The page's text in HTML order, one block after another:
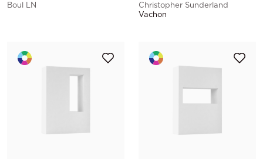
Boul LN
Christopher Sunderland
Vachon